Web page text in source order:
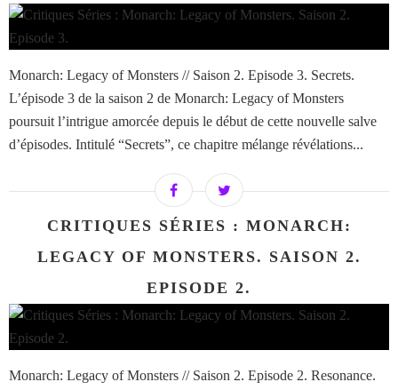
Monarch: Legacy of Monsters // Saison 2. Episode 3. Secrets.
L’épisode 3 de la saison 2 de Monarch: Legacy of Monsters
poursuit l’intrigue amorcée depuis le début de cette nouvelle salve
d’épisodes. Intitulé “Secrets”, ce chapitre mélange révélations...
CRITIQUES SÉRIES : MONARCH:
LEGACY OF MONSTERS. SAISON 2.
EPISODE 2.
Monarch: Legacy of Monsters // Saison 2. Episode 2. Resonance.